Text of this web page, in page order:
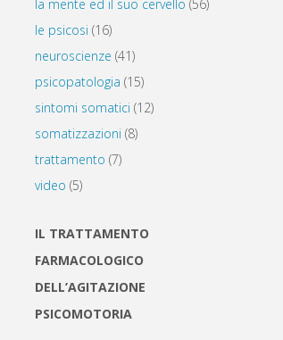
la mente ed il suo cervello (56)
le psicosi (16)
neuroscienze (41)
psicopatologia (15)
sintomi somatici (12)
somatizzazioni (8)
trattamento (7)
video (5)
IL TRATTAMENTO
FARMACOLOGICO
DELL’AGITAZIONE
PSICOMOTORIA